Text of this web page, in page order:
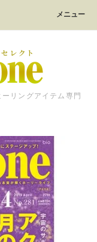
メニュー
リングアイテム専門